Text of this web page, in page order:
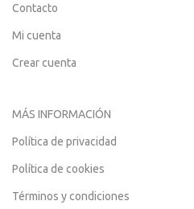
Contacto
Mi cuenta
Crear cuenta
MÁS INFORMACIÓN
Política de privacidad
Política de cookies
Términos y condiciones